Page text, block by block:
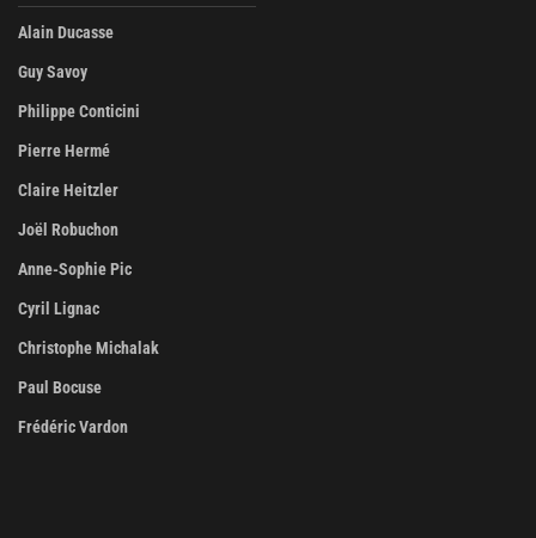
Alain Ducasse
Guy Savoy
Philippe Conticini
Pierre Hermé
Claire Heitzler
Joël Robuchon
Anne-Sophie Pic
Cyril Lignac
Christophe Michalak
Paul Bocuse
Frédéric Vardon